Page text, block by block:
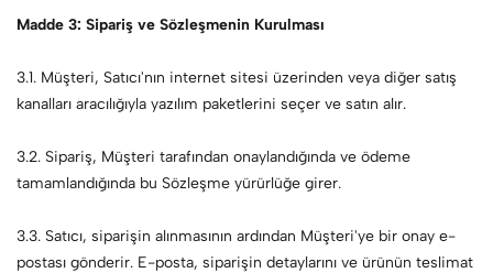
Madde 3: Sipariş ve Sözleşmenin Kurulması
3.1. Müşteri, Satıcı'nın internet sitesi üzerinden veya diğer satış
kanalları aracılığıyla yazılım paketlerini seçer ve satın alır.
3.2. Sipariş, Müşteri tarafından onaylandığında ve ödeme
tamamlandığında bu Sözleşme yürürlüğe girer.
3.3. Satıcı, siparişin alınmasının ardından Müşteri'ye bir onay e-
postası gönderir. E-posta, siparişin detaylarını ve ürünün teslimat